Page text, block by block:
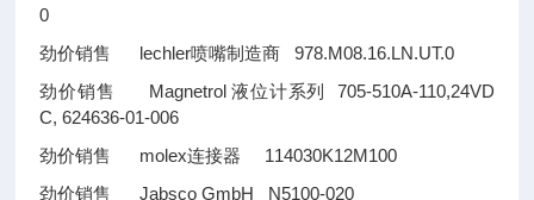
0
劲价销售 lechler喷嘴制造商 978.M08.16.LN.UT.0
劲价销售 Magnetrol 液位计系列 705-510A-110,24VD
C, 624636-01-006
劲价销售 molex连接器 114030K12M100
劲价销售 Jabsco GmbH N5100-020